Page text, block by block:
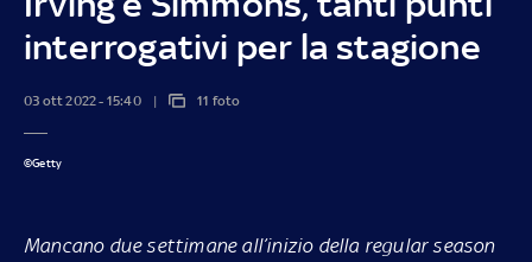
interrogativi per la stagione
03 ott 2022 - 15:40 11 foto
©Getty
Mancano due settimane all’inizio della regular season